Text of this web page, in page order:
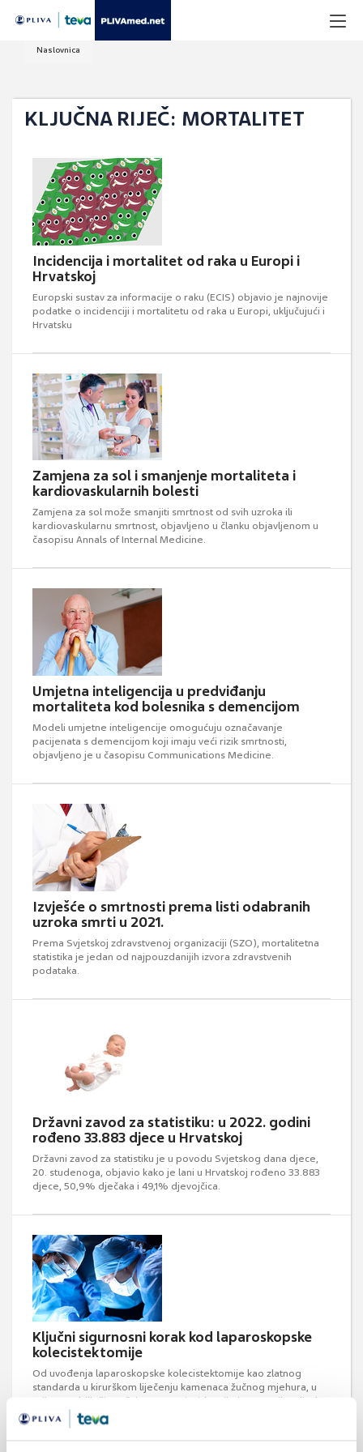
Naslovnica
KLJUČNA RIJEČ: MORTALITET
Incidencija i mortalitet od raka u Europi i
Hrvatskoj
Europski sustav za informacije o raku (ECIS) objavio je najnovije
podatke o incidenciji i mortalitetu od raka u Europi, uključujući i
Hrvatsku
Zamjena za sol i smanjenje mortaliteta i
kardiovaskularnih bolesti
Zamjena za sol može smanjiti smrtnost od svih uzroka ili
kardiovaskularnu smrtnost, objavljeno u članku objavljenom u
časopisu Annals of Internal Medicine.
Umjetna inteligencija u predviđanju
mortaliteta kod bolesnika s demencijom
Modeli umjetne inteligencije omogućuju označavanje
pacijenata s demencijom koji imaju veći rizik smrtnosti,
objavljeno je u časopisu Communications Medicine.
Izvješće o smrtnosti prema listi odabranih
uzroka smrti u 2021.
Prema Svjetskoj zdravstvenoj organizaciji (SZO), mortalitetna
statistika je jedan od najpouzdanijih izvora zdravstvenih
podataka.
Državni zavod za statistiku: u 2022. godini
rođeno 33.883 djece u Hrvatskoj
Državni zavod za statistiku je u povodu Svjetskog dana djece,
20. studenoga, objavio kako je lani u Hrvatskoj rođeno 33.883
djece, 50,9% dječaka i 49,1% djevojčica.
Ključni sigurnosni korak kod laparoskopske
kolecistektomije
Od uvođenja laparoskopske kolecistektomije kao zlatnog
standarda u kirurškom liječenju kamenaca žučnog mjehura, u
svijetu se bilježi značajan porast incidencije jatrogenih ozljeda
žučnih vodova.